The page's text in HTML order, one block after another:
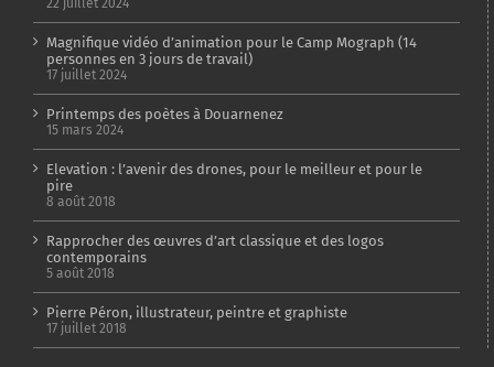
Magnifique vidéo d’animation pour le Camp Mograph (14
personnes en 3 jours de travail)
17 juillet 2024
Printemps des poètes à Douarnenez
15 mars 2024
Elevation : l’avenir des drones, pour le meilleur et pour le
pire
8 août 2018
Rapprocher des œuvres d’art classique et des logos
contemporains
5 août 2018
Pierre Péron, illustrateur, peintre et graphiste
17 juillet 2018